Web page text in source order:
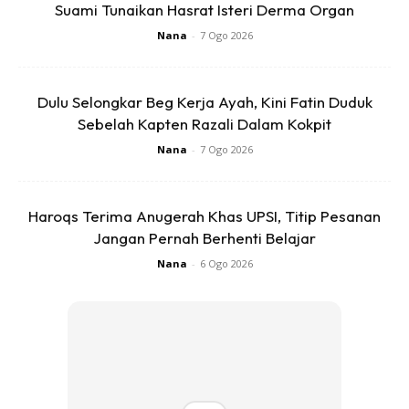
JessC @JessC 钟洁希 for your malay debut
Album and Thank you for inviting me for
si=jczz4B7R3p97L2fN . Salam semua,
sebuah lagu duet sebagai tanda
persahabatan buat semua. . .
Temerloh
♬ original sound – FAUZIAH
Suami Tunaikan Hasrat Isteri Derma Organ
Nana - 7 Ogo 2026
Dulu Selongkar Beg Kerja Ayah, Kini Fatin Duduk
Sebelah Kapten Razali Dalam Kokpit
Nana - 7 Ogo 2026
Haroqs Terima Anugerah Khas UPSI, Titip Pesanan
Jangan Pernah Berhenti Belajar
Nana - 6 Ogo 2026